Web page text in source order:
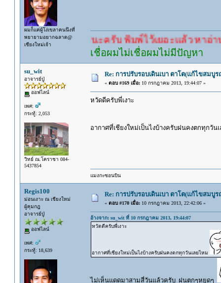
ผมก็แค่ผู้โง่เขลาคนนึงที่
พยายามอยากฉลาด@
เชียงใหม่เจ้า
อคำตอบนะครับ พิมพ์ไว้เยอะแล้ว หาอ่านกันดู
เชื่อผมไม่เชื่อผมไม่มีปัญหา
su_wit
อาจารย์ปู่
ออฟไลน์
เพศ:
กระทู้: 2,053
วิทย์ ณ.โคราชา 084-
5437854
Re: การปรับรอบเดินเบา ตาโต(แก้ไขสมบู
« ตอบ #169 เมื่อ:10 กรกฎาคม 2013, 19:44:07 »
หวัดดีครับพี่เงาะ
อากาศที่เชียงใหม่เป็นไงบ้างครับฝนคงตกทุกวัน
แมงกะซอนบิน
Regis100
ม่อนเงาะ ณ เชียงใหม่
ผู้คุมกฎ
อาจารย์ปู่
ออฟไลน์
เพศ:
กระทู้: 18,639
Re: การปรับรอบเดินเบา ตาโต(แก้ไขสมบู
« ตอบ #170 เมื่อ:10 กรกฎาคม 2013, 22:42:06 »
อ้างจาก: su_wit ที่ 10 กรกฎาคม 2013, 19:44:07
หวัดดีครับพี่เงาะ
อากาศที่เชียงใหม่เป็นไงบ้างครับฝนคงตกทุกวันเลยไหม
ไม่เห็นแดดมาสามสี่วันแล้วครับ ฝนตกๆหยุดๆ